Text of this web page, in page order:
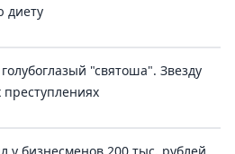
диету
"святоша". Звезду